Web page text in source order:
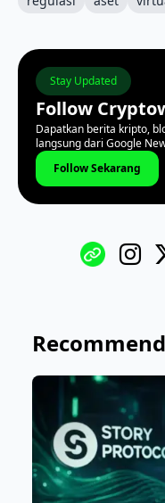
Stay Updated
Follow
Dapatkan berita kripto,
langsung dari Google
Follow Sekarang